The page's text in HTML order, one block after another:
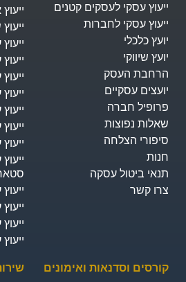
ייעוץ עסקי לעסקים קטנים
ייעוץ עסקי לחברות
יועץ כלכלי
יועץ שיווקי
הרחבת העסק​
יועצים עסקיים
פרופיל חברה
שאלות נפוצות
סיפורי הצלחה
חנות
תנאי ביטול עסקה
צרו קשר
קורסים וסדנאות ואימונים